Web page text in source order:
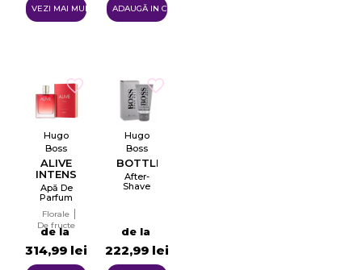
VEZI MAI MULTE ADAUGĂ IN COŞ
Hugo
Boss
ALIVE
INTENSE
Apă De
Parfum
Femei
EDP
Florale
De fructe
de la
314,99 lei
Hugo
Boss
BOTTLED
After-
Shave
de la
222,99 lei